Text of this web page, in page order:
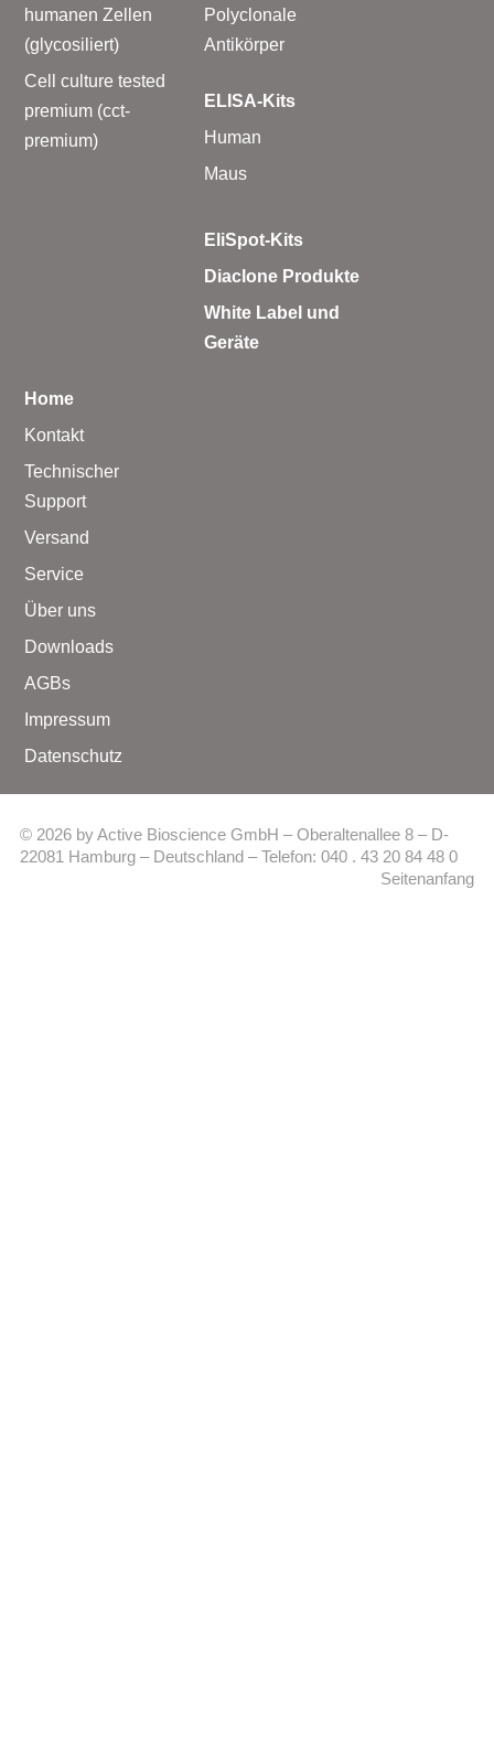
humanen Zellen
(glycosiliert)
Cell culture tested
premium (cct-
premium)
Polyclonale
Antikörper
ELISA-Kits
Human
Maus
EliSpot-Kits
Diaclone Produkte
White Label und
Geräte
Home
Kontakt
Technischer
Support
Versand
Service
Über uns
Downloads
AGBs
Impressum
Datenschutz
© 2026 by Active Bioscience GmbH – Oberaltenallee 8 – D-
22081 Hamburg – Deutschland – Telefon: 040 . 43 20 84 48 0
Seitenanfang